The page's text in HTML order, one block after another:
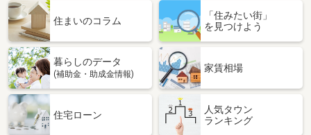
住まいのコラム
「住みたい街」
を見つけよう
暮らしのデータ
(補助金・助成金情報)
家賃相場
住宅ローン
人気タウン
ランキング